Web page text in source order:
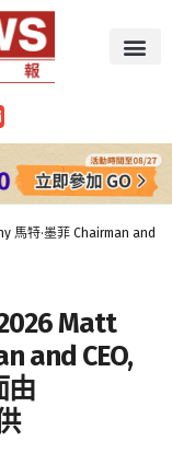
馬特·墨菲 Chairman and
2026 Matt
and CEO,
由